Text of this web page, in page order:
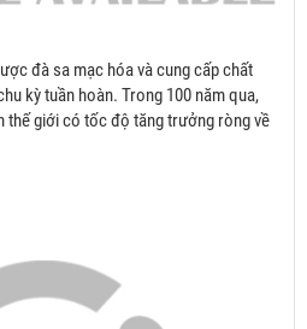
đà sa mạc hóa và cung cấp chất
kỳ tuần hoàn. Trong 100 năm qua,
thế giới có tốc độ tăng trưởng ròng về